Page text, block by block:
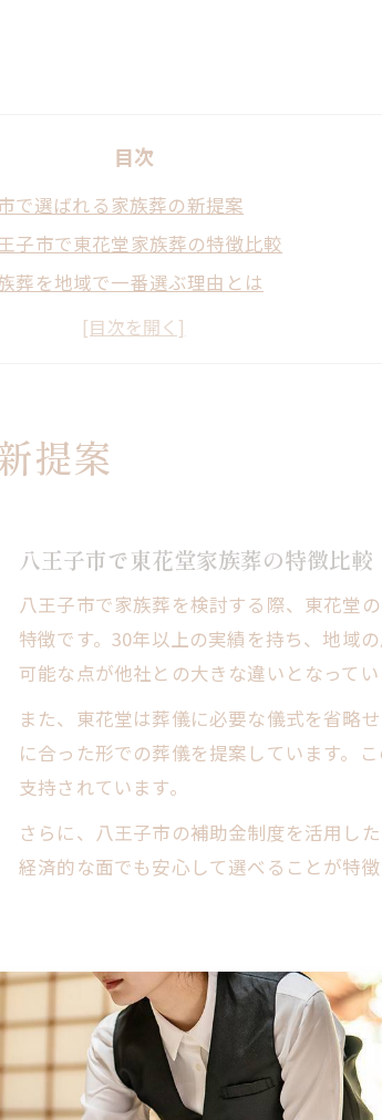
目次
で選ばれる家族葬の新提案
子市で東花堂家族葬の特徴比較
葬を地域で一番選ぶ理由とは
しい家族葬プランの魅力を探る
叶える地域で一番安心な家族葬
で一番安心な東花堂家族葬の理由
績から見る東花堂家族葬の信頼性
族葬利用者の声から安心のポイント発見
王子市で東花堂家族葬が選ばれる流れ
をめざす家族葬プランの工夫とは
花堂家族葬プランの費用内訳一覧
を軽くする家族葬プラン選びのコツ
王子市で負担を抑える工夫とは
族葬のオプション活用で費用節約
域で一番選ばれる理由に迫る
金を活用する家族葬手続きのポイント
堂家族葬で補助金を最大限使う方法
助金利用時の注意点を解説
域で一番お得な補助金活用術
提案
八王子市で東花堂家族葬の特徴比較
八王子市で家族葬を検討する際、東花堂
特徴です。30年以上の実績を持ち、地域
可能な点が他社との大きな違いとなってい
また、東花堂は葬儀に必要な儀式を省略
に合った形での葬儀を提案しています。
支持されています。
さらに、八王子市の補助金制度を活用し
経済的な面でも安心して選べることが特徴
応と信頼の実績にあります。葬儀に関わ
を提供することで、地域住民の安心感を